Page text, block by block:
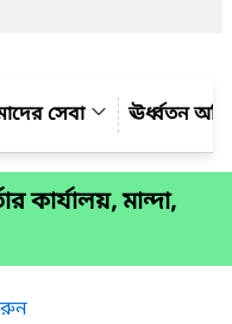
সেবা ঊর্ধ্বতন
কার্যালয়, মান্দা,